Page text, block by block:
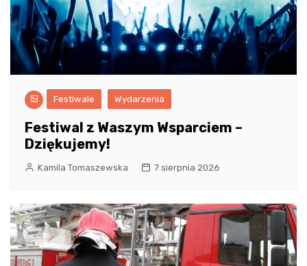
Festiwale Wydarzenia
Festiwal z Waszym Wsparciem –
Dziękujemy!
Kamila Tomaszewska 7 sierpnia 2026